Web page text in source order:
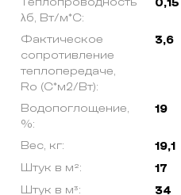
λб, Вт/м*С:
Фактическое
сопротивление
теплопередаче,
Ro (С*м2/Вт):
3,6
Водопоглощение,
%:
19
Вес, кг: 19,1
Штук в м²: 17
Штук в м³: 34